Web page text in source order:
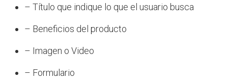
– Título que indique lo que el usuario busca
– Beneficios del producto
– Imagen o Video
– Formulario